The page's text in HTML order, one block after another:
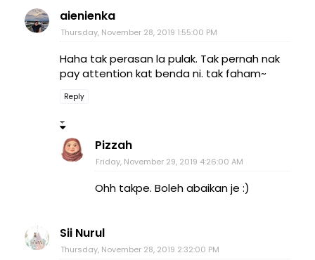
aienienka
Thursday, November 28, 2019 1:55:00 PM
Haha tak perasan la pulak. Tak pernah nak
pay attention kat benda ni. tak faham~
Reply
Pizzah
Friday, November 29, 2019 4:26:00 AM
Ohh takpe. Boleh abaikan je :)
Sii Nurul
Thursday, November 28, 2019 2:32:00 PM